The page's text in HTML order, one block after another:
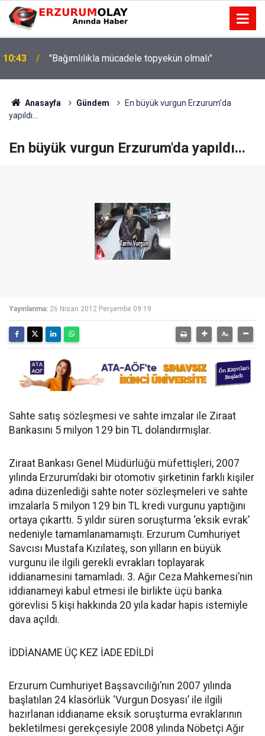
10:43 "Bağımlılıkla mücadele topyekün olmalı"
Anasayfa Gündem
En büyük vurgun Erzurum'da
yapıldı...
En büyük vurgun Erzurum'da yapıldı...
Yayınlanma: 26 Nisan 2012 Perşembe 09:19
Sahte satış sözleşmesi ve sahte imzalar ile Ziraat
Bankasını 5 milyon 129 bin TL dolandırmışlar.
Ziraat Bankası Genel Müdürlüğü müfettişleri, 2007
yılında Erzurum’daki bir otomotiv şirketinin farklı kişiler
adına düzenlediği sahte noter sözleşmeleri ve sahte
imzalarla 5 milyon 129 bin TL kredi vurgunu yaptığını
ortaya çıkarttı. 5 yıldır süren soruşturma ‘eksik evrak’
nedeniyle tamamlanamamıştı. Erzurum Cumhuriyet
Savcısı Mustafa Kızılateş, son yılların en büyük
vurgunu ile ilgili gerekli evrakları toplayarak
iddianamesini tamamladı. 3. Ağır Ceza Mahkemesi’nin
iddianameyi kabul etmesi ile birlikte üçü banka
görevlisi 5 kişi hakkında 20 yıla kadar hapis istemiyle
dava açıldı.
İDDİANAME ÜÇ KEZ İADE EDİLDİ
Erzurum Cumhuriyet Başsavcılığı’nın 2007 yılında
başlatılan 24 klasörlük ‘Vurgun Dosyası’ ile ilgili
hazırlanan iddianame eksik soruşturma evraklarının
bekletilmesi gerekçesiyle 2008 yılında Nöbetçi Ağır